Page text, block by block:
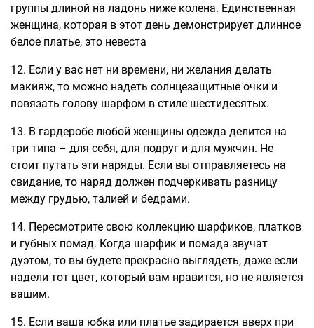
группы длиной на ладонь ниже колена. Единственная
женщина, которая в этот день демонстрирует длинное
белое платье, это невеста
12. Если у вас нет ни времени, ни желания делать
макияж, то можно надеть солнцезащитные очки и
повязать голову шарфом в стиле шестидесятых.
13. В гардеробе любой женщины одежда делится на
три типа – для себя, для подруг и для мужчин. Не
стоит путать эти наряды. Если вы отправляетесь на
свидание, то наряд должен подчеркивать разницу
между грудью, талией и бедрами.
14. Пересмотрите свою коллекцию шарфиков, платков
и губных помад. Когда шарфик и помада звучат
дуэтом, то вы будете прекрасно выглядеть, даже если
надели тот цвет, который вам нравится, но не является
вашим.
15. Если ваша юбка или платье задирается вверх при